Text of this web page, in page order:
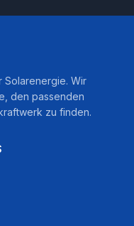
Solarenergie. Wir
den passenden
zu finden.